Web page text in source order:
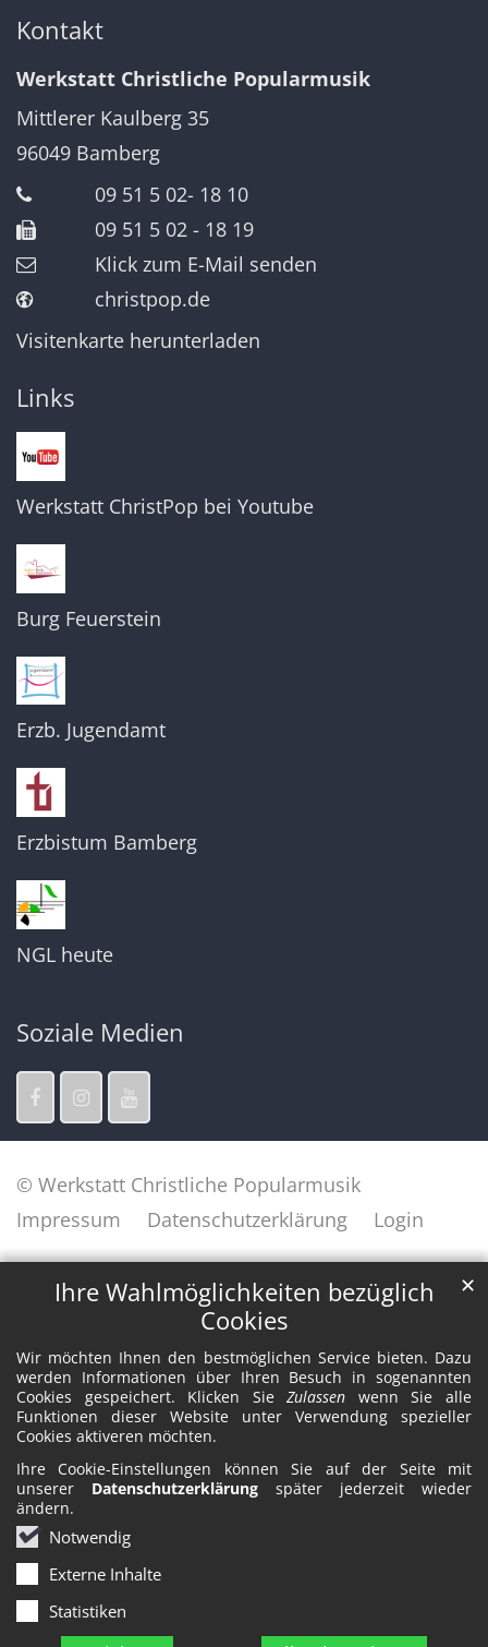
Ihre Wahlmöglichkeiten bezüglich
Cookies
Wir möchten Ihnen den bestmöglichen Service bieten. Dazu
werden Informationen über Ihren Besuch in sogenannten
Cookies gespeichert. Klicken SieZulassen wenn Sie alle
Funktionen dieser Website unter Verwendung spezieller
Cookies aktiveren möchten.
Ihre Cookie-Einstellungen können Sie auf der Seite mit
unserer Datenschutzerklärung später jederzeit wieder
ändern.
Notwendig
Externe Inhalte
Statistiken
✕
Kontakt
Werkstatt Christliche Popularmusik
Mittlerer Kaulberg 35
96049 Bamberg
09 51 5 02- 18 10
09 51 5 02 - 18 19
Klick zum E-Mail senden
christpop.de
Visitenkarte herunterladen
Links
Werkstatt ChristPop bei Youtube
Burg Feuerstein
Erzb. Jugendamt
Erzbistum Bamberg
NGL heute
Soziale Medien
© Werkstatt Christliche Popularmusik
Impressum
Datenschutzerklärung Login